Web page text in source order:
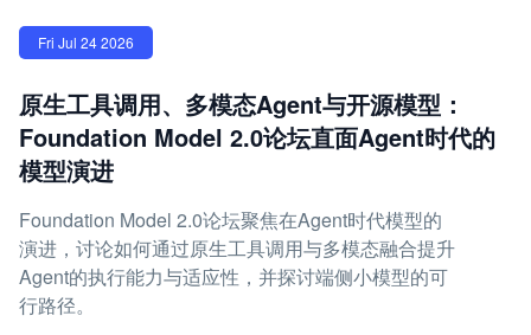
Fri Jul 24 2026
原生工具调用、多模态Agent与开源模型：
Foundation Model 2.0论坛直面Agent时代的
模型演进
Foundation Model 2.0论坛聚焦在Agent时代模型的
演进，讨论如何通过原生工具调用与多模态融合提升
Agent的执行能力与适应性，并探讨端侧小模型的可
行路径。